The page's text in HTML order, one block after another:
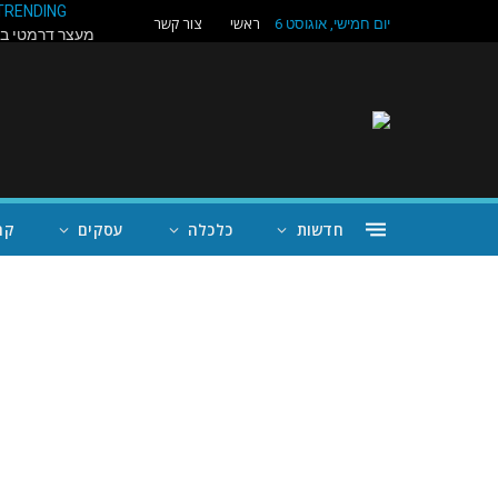
יום חמישי, אוגוסט 6 ראשי צור קשר
חדשות כלכלה עסקים